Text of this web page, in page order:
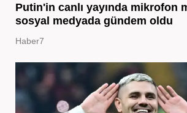
Putin'in canlı yayında mikrofon
sosyal medyada gündem oldu
Haber7